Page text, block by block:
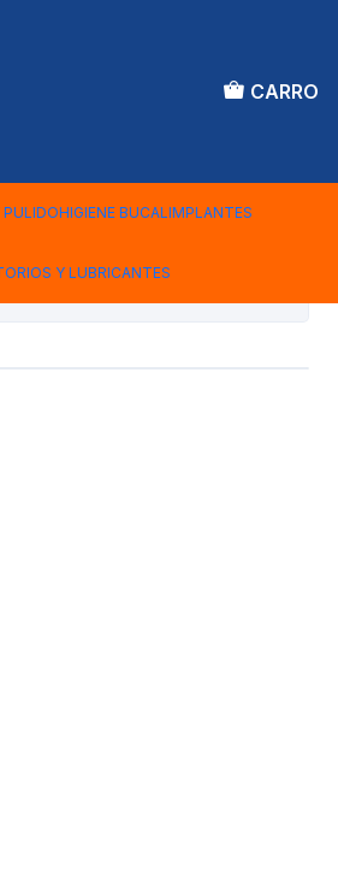
CARRO
PULIDOHIGIENE BUCALIMPLANTES
Y LUBRICANTES